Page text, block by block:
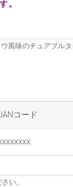
。
風味のチュアブル
コード
い。